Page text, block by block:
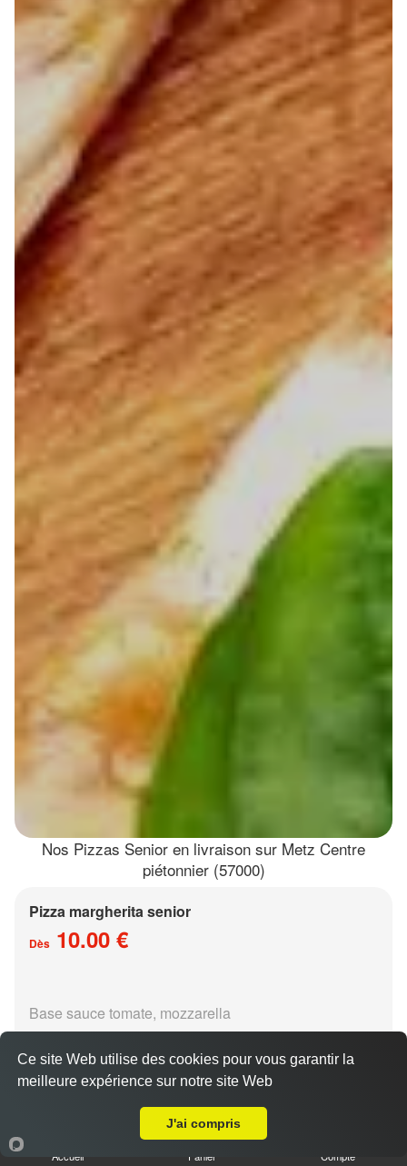
Nos Pizzas Senior en livraison sur Metz Centre
piétonnier (57000)
Pizza margherita senior
Dès 10.00 €
Base sauce tomate, mozzarella
Pizza régina senior
Accueil Panier Compte
Ce site Web utilise des cookies pour vous garantir la
meilleure expérience sur notre site Web
J'ai compris